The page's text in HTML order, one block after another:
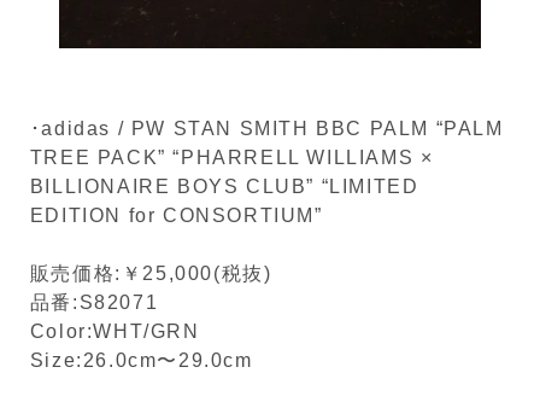
･adidas / PW STAN SMITH BBC PALM “PALM
TREE PACK” “PHARRELL WILLIAMS ×
BILLIONAIRE BOYS CLUB” “LIMITED
EDITION for CONSORTIUM”
販売価格:￥25,000(税抜)
品番:S82071
Color:WHT/GRN
Size:26.0cm〜29.0cm